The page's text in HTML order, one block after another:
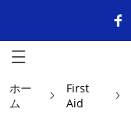
ホー
ム
First
Aid